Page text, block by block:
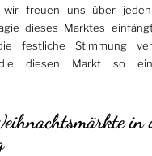
wir freuen uns über
dieses Marktes
festliche Stimmung
diesen Markt so
in